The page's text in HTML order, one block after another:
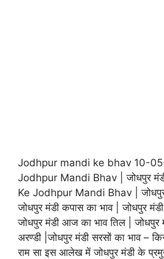
Jodhpur mandi ke bhav 10-
Jodhpur Mandi Bhav | जोधपुर
Ke Jodhpur Mandi Bhav | जोधपुर
जोधपुर मंडी कपास का भाव | जोधपुर मंडी
जोधपुर मंडी आज का भाव तिल |
अरण्डी |जोधपुर मंडी सरसों का भाव –
राम सा इस आलेख में जोधपुर मंडी के